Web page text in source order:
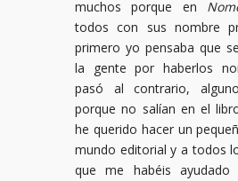
muchos porque en
todos con sus nombre
primero yo pensaba que
la gente por haberlos
pasó al contrario,
porque no salían en el
he querido hacer un
mundo editorial y a todos
que me habéis